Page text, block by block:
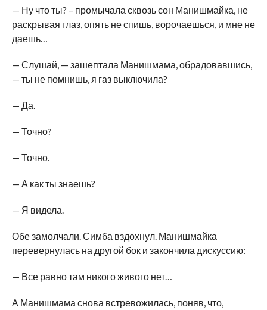
— Ну что ты? – промычала сквозь сон Манишмайка, не
раскрывая глаз, опять не спишь, ворочаешься, и мне не
даешь…
— Слушай, — зашептала Манишмама, обрадовавшись,
— ты не помнишь, я газ выключила?
— Да.
— Точно?
— Точно.
— А как ты знаешь?
— Я видела.
Обе замолчали. Симба вздохнул. Манишмайка
перевернулась на другой бок и закончила дискуссию:
— Все равно там никого живого нет…
А Манишмама снова встревожилась, поняв, что,